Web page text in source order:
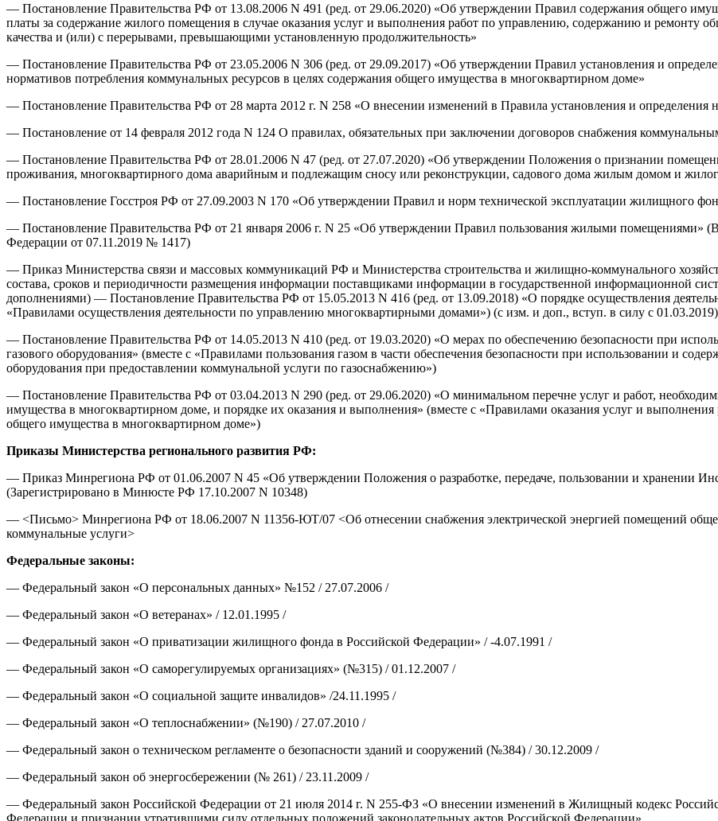
— Постановление Правительства РФ от 13.08.2006 N 491 (ред. от 29.06.2020) «Об утверждении Правил содержания общего
платы за содержание жилого помещения в случае оказания услуг и выполнения работ по управлению, содержанию и ремонту
качества и (или) с перерывами, превышающими установленную продолжительность»
— Постановление Правительства РФ от 23.05.2006 N 306 (ред. от 29.09.2017) «Об утверждении Правил установления и
нормативов потребления коммунальных ресурсов в целях содержания общего имущества в многоквартирном доме»
— Постановление Правительства РФ от 28 марта 2012 г. N 258 «О внесении изменений в Правила установления и определения
— Постановление от 14 февраля 2012 года N 124 О правилах, обязательных при заключении договоров снабжения
— Постановление Правительства РФ от 28.01.2006 N 47 (ред. от 27.07.2020) «Об утверждении Положения о признании
проживания, многоквартирного дома аварийным и подлежащим сносу или реконструкции, садового дома жилым домом и
— Постановление Госстроя РФ от 27.09.2003 N 170 «Об утверждении Правил и норм технической эксплуатации жилищного
— Постановление Правительства РФ от 21 января 2006 г. N 25 «Об утверждении Правил пользования жилыми помещениями»
Федерации от 07.11.2019 № 1417)
— Приказ Министерства связи и массовых коммуникаций РФ и Министерства строительства и жилищно-коммунального
состава, сроков и периодичности размещения информации поставщиками информации в государственной информационной
дополнениями) — Постановление Правительства РФ от 15.05.2013 N 416 (ред. от 13.09.2018) «О порядке осуществления
«Правилами осуществления деятельности по управлению многоквартирными домами») (с изм. и доп., вступ. в силу с 01.03.2019)
— Постановление Правительства РФ от 14.05.2013 N 410 (ред. от 19.03.2020) «О мерах по обеспечению безопасности при
газового оборудования» (вместе с «Правилами пользования газом в части обеспечения безопасности при использовании и
оборудования при предоставлении коммунальной услуги по газоснабжению»)
— Постановление Правительства РФ от 03.04.2013 N 290 (ред. от 29.06.2020) «О минимальном перечне услуг и работ,
имущества в многоквартирном доме, и порядке их оказания и выполнения» (вместе с «Правилами оказания услуг и
общего имущества в многоквартирном доме»)
Приказы Министерства регионального развития РФ:
— Приказ Минрегиона РФ от 01.06.2007 N 45 «Об утверждении Положения о разработке, передаче, пользовании и хранении
(Зарегистрировано в Минюсте РФ 17.10.2007 N 10348)
— <Письмо> Минрегиона РФ от 18.06.2007 N 11356-ЮТ/07 <Об отнесении снабжения электрической энергией помещений
коммунальные услуги>
Федеральные законы:
— Федеральный закон «О персональных данных» №152 / 27.07.2006 /
— Федеральный закон «О ветеранах» / 12.01.1995 /
— Федеральный закон «О приватизации жилищного фонда в Российской Федерации» / -4.07.1991 /
— Федеральный закон «О саморегулируемых организациях» (№315) / 01.12.2007 /
— Федеральный закон «О социальной защите инвалидов» /24.11.1995 /
— Федеральный закон «О теплоснабжении» (№190) / 27.07.2010 /
— Федеральный закон о техническом регламенте о безопасности зданий и сооружений (№384) / 30.12.2009 /
— Федеральный закон об энергосбережении (№ 261) / 23.11.2009 /
— Федеральный закон Российской Федерации от 21 июля 2014 г. N 255-ФЗ «О внесении изменений в Жилищный кодекс
Федерации и признании утратившими силу отдельных положений законодательных актов Российской Федерации»